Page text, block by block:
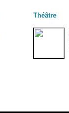
Théâtre